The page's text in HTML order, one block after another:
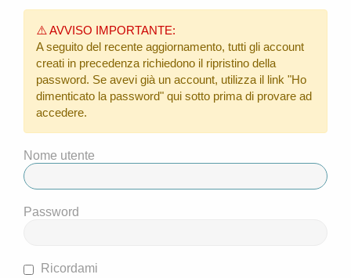
⚠️ AVVISO IMPORTANTE:
A seguito del recente aggiornamento, tutti gli account
creati in precedenza richiedono il ripristino della
password. Se avevi già un account, utilizza il link "Ho
dimenticato la password" qui sotto prima di provare ad
accedere.
Nome utente
Password
Ricordami